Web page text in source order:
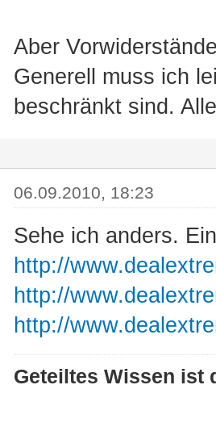
Aber
Generell muss ich
beschränkt sind.
06.09.2010, 18:23
Sehe ich anders.
http://
http://
http://
Geteiltes Wissen ist